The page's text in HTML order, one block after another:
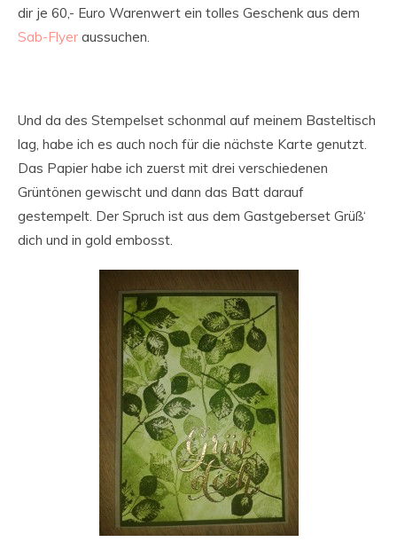
dir je 60,- Euro Warenwert ein tolles Geschenk aus dem
Sab-Flyer aussuchen.
Und da des Stempelset schonmal auf meinem Basteltisch
lag, habe ich es auch noch für die nächste Karte genutzt.
Das Papier habe ich zuerst mit drei verschiedenen
Grüntönen gewischt und dann das Batt darauf
gestempelt. Der Spruch ist aus dem Gastgeberset Grüß‘
dich und in gold embosst.